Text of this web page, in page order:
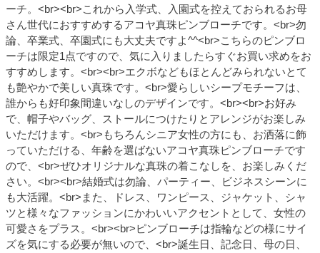
ーチ。<br><br>これから入学式、入園式を控えておられるお母
さん世代におすすめするアコヤ真珠ピンブローチです。<br>勿
論、卒業式、卒園式にも大丈夫ですよ^^<br>こちらのピンブロ
ーチは限定1点ですので、気に入りましたらすぐお買い求めをお
すすめします。<br><br>エクボなどもほとんどみられないとて
も艶やかで美しい真珠です。<br>愛らしいシープモチーフは、
誰からも好印象間違いなしのデザインです。<br><br>お好み
で、帽子やバッグ、ストールにつけたりとアレンジがお楽しみ
いただけます。<br>もちろんシニア女性の方にも、お洒落に飾
っていただける、年齢を選ばないアコヤ真珠ピンブローチです
ので、<br>ぜひオリジナルな真珠の着こなしを、お楽しみくだ
さい。<br><br>結婚式は勿論、パーティー、ビジネスシーンに
も大活躍。<br>また、ドレス、ワンピース、ジャケット、シャ
ツと様々なファッションにかわいいアクセントとして、女性の
可愛さをプラス。<br><br>ピンブローチは指輪などの様にサイ
ズを気にする必要が無いので、<br>誕生日、記念日、母の日、